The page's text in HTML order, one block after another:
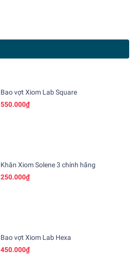
Bao vợt Xiom Lab Square
550.000₫
Khăn Xiom Solene 3 chính hãng
250.000₫
Bao vợt Xiom Lab Hexa
450.000₫